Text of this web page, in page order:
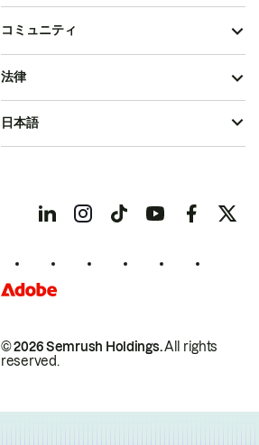
コミュニティ
© 2026 Semrush Holdings.All rights
reserved.
法律
日本語